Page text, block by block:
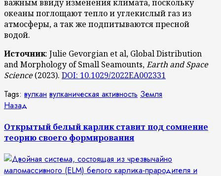
важным ввиду изменения климата, поскольку
океаны поглощают тепло и углекислый газ из
атмосферы, а так же подпитываются пресной
водой.
Источник: Julie Gevorgian et al, Global Distribution
and Morphology of Small Seamounts,Earth and Space
Science(2023). DOI: 10.1029/2022EA002331
Tags: вулкан вулканическая активность Земля
Продолжить
чтение
Назад
Открытый белый карлик ставит под сомнение
теорию своего формирования